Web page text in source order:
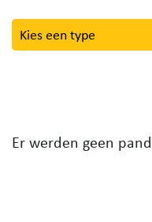
Kies een type
Er werden geen